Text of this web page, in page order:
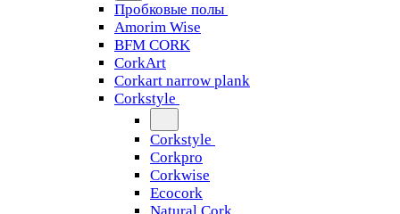
Пробковые полы
Amorim Wise
BFM CORK
CorkArt
Corkart narrow plank
Corkstyle
Corkstyle
Corkpro
Corkwise
Ecocork